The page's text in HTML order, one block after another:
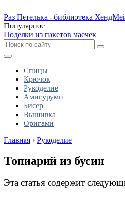
Раз Петелька - библиотека
Популярное
Поделки из пакетов маечек
Спицы
Крючок
Рукоделие
Амигуруми
Бисер
Вышивка
Оригами
Главная › Рукоделие
Топиарий из бусин
Эта статья содержит